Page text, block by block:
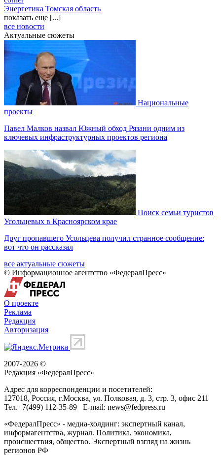
Энергетика Томская область
показать еще [...]
все новости
Актуальные сюжеты
Национальные
проекты
Павел Малков назвал Южный обход Рязани одним из
ключевых инфраструктурных проектов региона
Поиск семьи туристов
Усольцевых в Красноярском крае
Друг пропавшего Усольцева получил странное сообщение:
вот что он рассказал
все актуальные сюжеты
© Информационное агентство «ФедералПресс»
О проекте
Реклама
Редакция
Авторизация
2007-2026 ©
Редакция «ФедералПресс»
Адрес для корреспонденции и посетителей:
127018, Россия, г.Москва, ул. Полковая, д. 3, стр. 3, офис 211
Тел.+7(499) 112-35-89 E-mail: news@fedpress.ru
«ФедералПресс» - медиа-холдинг: экспертный канал,
информагентства, журнал. Политика, экономика,
происшествия, общество. Экспертный взгляд на жизнь
регионов РФ